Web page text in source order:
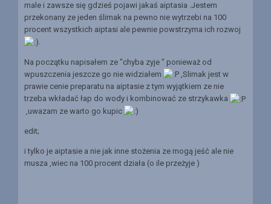
male i zawsze się gdzieś pojawi jakaś aiptasia .Jestem
przekonany ze jeden ślimak na pewno nie wytrzebi na 100
procent wszystkich aiptasi ale pewnie powstrzyma ich rozwoj
.
Na początku napisałem ze "chyba zyje " ponieważ od
wpuszczenia jeszcze go nie widziałem
,Slimak jest w
prawie cenie preparatu na aiptasie z tym wyjątkiem ze nie
trzeba wkładać łap do wody i kombinować ze strzykawka
,uwazam ze warto go kupic
edit;
i tylko je aiptasie a nie jak inne stożenia ze mogą jeść ale nie
musza ,wiec na 100 procent działa (o ile przeżyje )